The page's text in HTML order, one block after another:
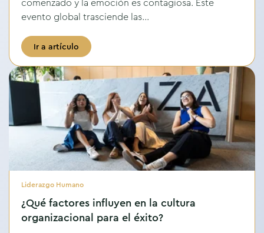
comenzado y la emoción es contagiosa. Este
evento global trasciende las...
Ir a artículo
Liderazgo Humano
¿Qué factores influyen en la cultura
organizacional para el éxito?